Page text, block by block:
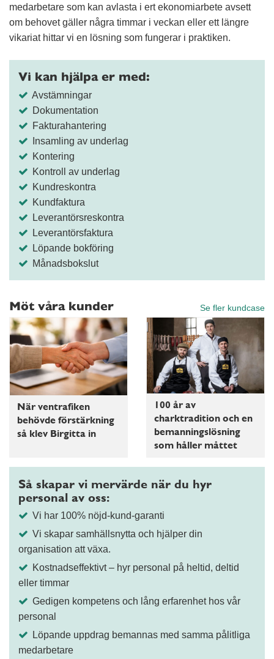
medarbetare som kan avlasta i ert ekonomiarbete avsett
om behovet gäller några timmar i veckan eller ett längre
vikariat hittar vi en lösning som fungerar i praktiken.
Vi kan hjälpa er med:
Avstämningar
Dokumentation
Fakturahantering
Insamling av underlag
Kontering
Kontroll av underlag
Kundreskontra
Kundfaktura
Leverantörsreskontra
Leverantörsfaktura
Löpande bokföring
Månadsbokslut
Möt våra kunder Se fler kundcase
När ventrafiken
behövde förstärkning
så klev Birgitta in
100 år av
charktradition och en
bemanningslösning
som håller måttet
Så skapar vi mervärde när du hyr
personal av oss:
Vi har 100% nöjd-kund-garanti
Vi skapar samhällsnytta och hjälper din
organisation att växa.
Kostnadseffektivt – hyr personal på heltid, deltid
eller timmar
Gedigen kompetens och lång erfarenhet hos vår
personal
Löpande uppdrag bemannas med samma pålitliga
medarbetare